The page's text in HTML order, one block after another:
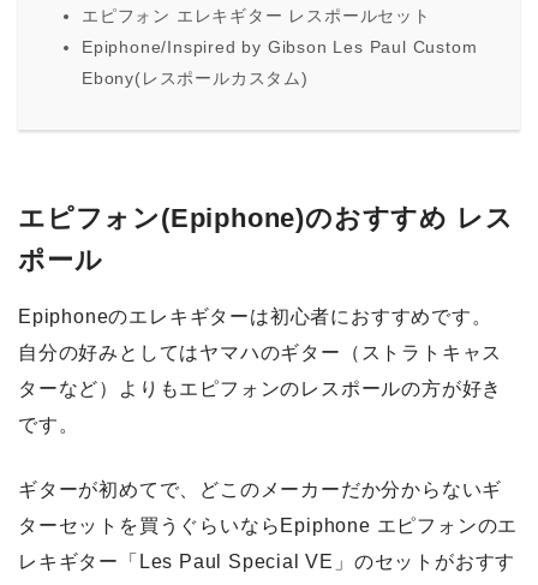
エピフォン エレキギター レスポールセット
Epiphone/Inspired by Gibson Les Paul Custom
Ebony(レスポールカスタム)
エピフォン(Epiphone)のおすすめ レス
ポール
Epiphoneのエレキギターは初心者におすすめです。
自分の好みとしてはヤマハのギター（ストラトキャス
ターなど）よりもエピフォンのレスポールの方が好き
です。
ギターが初めてで、どこのメーカーだか分からないギ
ターセットを買うぐらいならEpiphone エピフォンのエ
レキギター「Les Paul Special VE」のセットがおすす